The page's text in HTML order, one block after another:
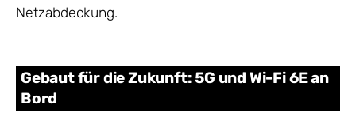
Netzabdeckung.
Gebaut für die Zukunft: 5G und Wi-Fi 6E an
Bord